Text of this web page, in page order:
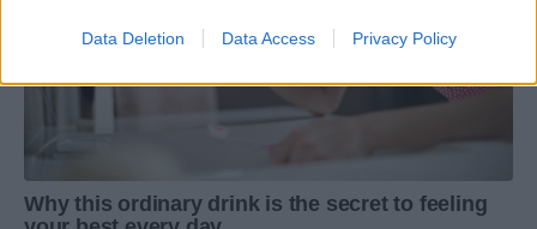
Data Deletion Data Access Privacy Policy